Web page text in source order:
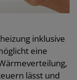
inklusive
eine
lässt und